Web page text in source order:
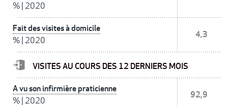
% 2020
Fait des visites à domicile
% 2020
4,3
VISITES AU COURS DES 12 DERNIERS MOIS
A vu son infirmière praticienne
% 2020
92,9